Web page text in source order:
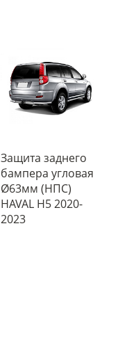
Защита заднего
бампера угловая
Ø63мм (НПС)
HAVAL H5 2020-
2023